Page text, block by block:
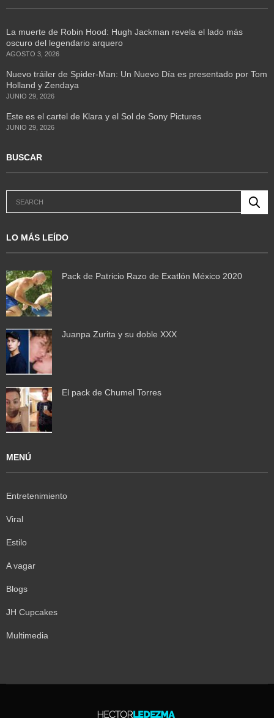
La muerte de Robin Hood: Hugh Jackman revela el lado más
oscuro del legendario arquero
AGOSTO 3, 2026
Nuevo tráiler de Spider-Man: Un Nuevo Día es presentado por Tom
Holland y Zendaya
JUNIO 29, 2026
Este es el cartel de Klara y el Sol de Sony Pictures
JUNIO 29, 2026
BUSCAR
LO MÁS LEÍDO
Pack de Patricio Razo de Exatlón México 2020
Juanpa Zurita y su doble XXX
El pack de Chumel Torres
MENÚ
Entretenimiento
Viral
Estilo
A vagar
Blogs
JH Cupcakes
Multimedia